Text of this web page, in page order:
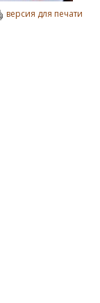
версия для печати